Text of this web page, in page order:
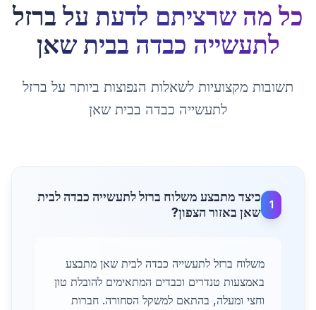
כל מה שרציתם לדעת על ברזל
לתעשייה כבדה בבית שאן
תשובות מקצועיות לשאלות הנפוצות ביותר על ברזל
לתעשייה כבדה בבית שאן
1
כיצד מתבצע משלוח ברזל לתעשייה כבדה לבית
שאן באזור הצפון?
משלוח ברזל לתעשייה כבדה לבית שאן מתבצע
באמצעות טנדרים וכבדים המתאימים להובלת טון
וחצי ומעלה, בהתאם למשקל הסחורה. חברות